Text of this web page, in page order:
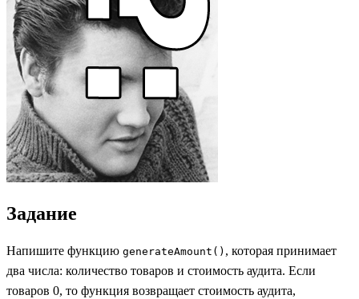
Задание
Напишите функцию generateAmount() , которая принимает
два числа: количество товаров и стоимость аудита. Если
товаров 0, то функция возвращает стоимость аудита,